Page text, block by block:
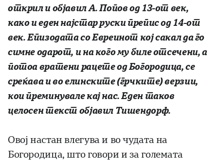
открил и објавил А. Попов од 13-от век,
како и еден најстар руски препис од 14-от
век. Епизодата со Евреинот кој сакал да го
симне одарот, и на кого му биле отсечени, а
потоа вратени рацете од Богородица, се
среќава и во елинските (грчките) верзии,
кои преминувале кај нас. Еден таков
целосен текст објавил Тишендорф.
Овој настан влегува и во чудата на
Богородица, што говори и за големата